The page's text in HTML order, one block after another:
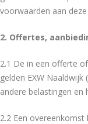
voorwaarden aan
2. Offertes,
2.1 De in een offerte
gelden EXW
andere belastingen en
2.2 Een